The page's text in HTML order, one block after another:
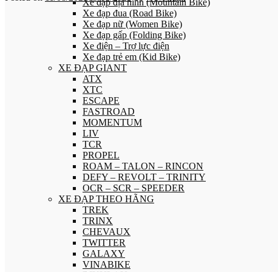
Xe đạp địa hình (Mountain Bike)
Xe đạp đua (Road Bike)
Xe đạp nữ (Women Bike)
Xe đạp gấp (Folding Bike)
Xe điện – Trợ lực điện
Xe đạp trẻ em (Kid Bike)
XE ĐẠP GIANT
ATX
XTC
ESCAPE
FASTROAD
MOMENTUM
LIV
TCR
PROPEL
ROAM – TALON – RINCON
DEFY – REVOLT – TRINITY
OCR – SCR – SPEEDER
XE ĐẠP THEO HÃNG
TREK
TRINX
CHEVAUX
TWITTER
GALAXY
VINABIKE